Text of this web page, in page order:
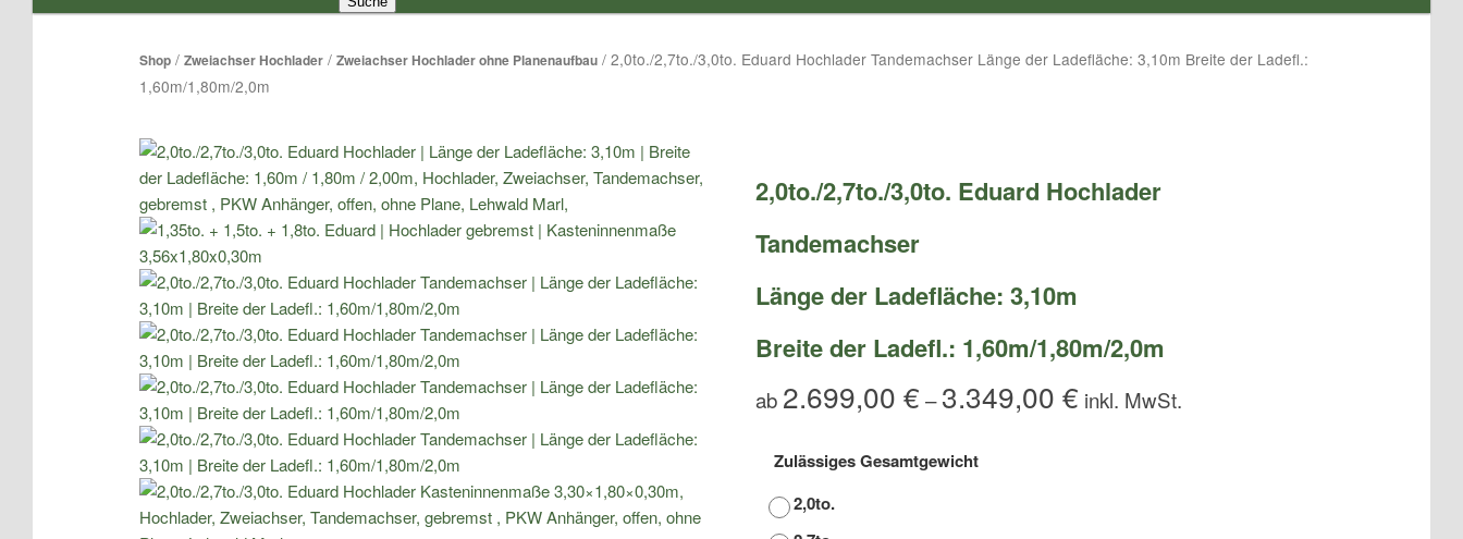
Shop/ Zweiachser Hochlader/ Zweiachser Hochlader ohne Planenaufbau/ 2,0to./2,7to./3,0to. Eduard Hochlader Tandemachser Länge der Ladefläche: 3,10m Breite der Ladefl.:
1,60m/1,80m/2,0m
2,0to./2,7to./3,0to. Eduard Hochlader
Tandemachser
Länge der Ladefläche: 3,10m
Breite der Ladefl.: 1,60m/1,80m/2,0m
ab 2.699,00 € –3.349,00 €
Zulässiges Gesamtgewicht
2,0to.